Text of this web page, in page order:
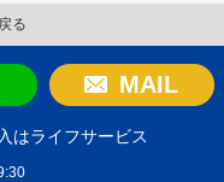
る
MAIL
はライフサービス